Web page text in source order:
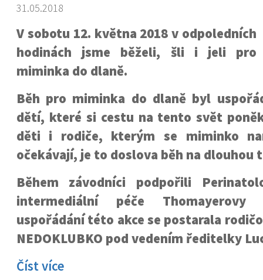
31.05.2018
V sobotu 12. května 2018 v odpoledních
hodinách jsme běželi, šli i jeli pro
miminka do dlaně.
Běh pro miminka do dlaně byl
dětí, které si cestu na tento svět
děti i rodiče, kterým se miminko
očekávají, je to doslova běh na dlouhou
Během závodníci podpořili
intermediální péče Thomayerovy
uspořádání této akce se postarala
NEDOKLUBKO pod vedením ředitelky
Číst více